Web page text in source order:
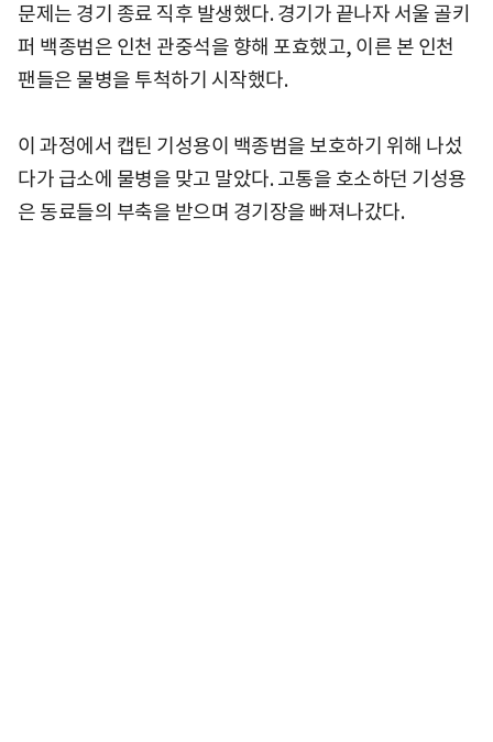
문제는 경기 종료 직후 발생했다. 경기가 끝나자 서울 골키
퍼 백종범은 인천 관중석을 향해 포효했고, 이른 본 인천
팬들은 물병을 투척하기 시작했다.
이 과정에서 캡틴 기성용이 백종범을 보호하기 위해 나섰
다가 급소에 물병을 맞고 말았다. 고통을 호소하던 기성용
은 동료들의 부축을 받으며 경기장을 빠져나갔다.